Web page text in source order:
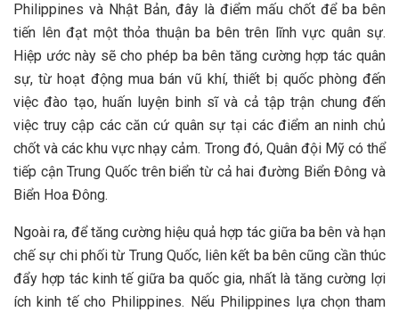
Philippines và Nhật Bản, đây là điểm mấu chốt để ba bên
tiến lên đạt một thỏa thuận ba bên trên lĩnh vực quân sự.
Hiệp ước này sẽ cho phép ba bên tăng cường hợp tác quân
sự, từ hoạt động mua bán vũ khí, thiết bị quốc phòng đến
việc đào tạo, huấn luyện binh sĩ và cả tập trận chung đến
việc truy cập các căn cứ quân sự tại các điểm an ninh chủ
chốt và các khu vực nhạy cảm. Trong đó, Quân đội Mỹ có thể
tiếp cận Trung Quốc trên biển từ cả hai đường Biển Đông và
Biển Hoa Đông.
Ngoài ra, để tăng cường hiệu quả hợp tác giữa ba bên và hạn
chế sự chi phối từ Trung Quốc, liên kết ba bên cũng cần thúc
đẩy hợp tác kinh tế giữa ba quốc gia, nhất là tăng cường lợi
ích kinh tế cho Philippines. Nếu Philippines lựa chọn tham